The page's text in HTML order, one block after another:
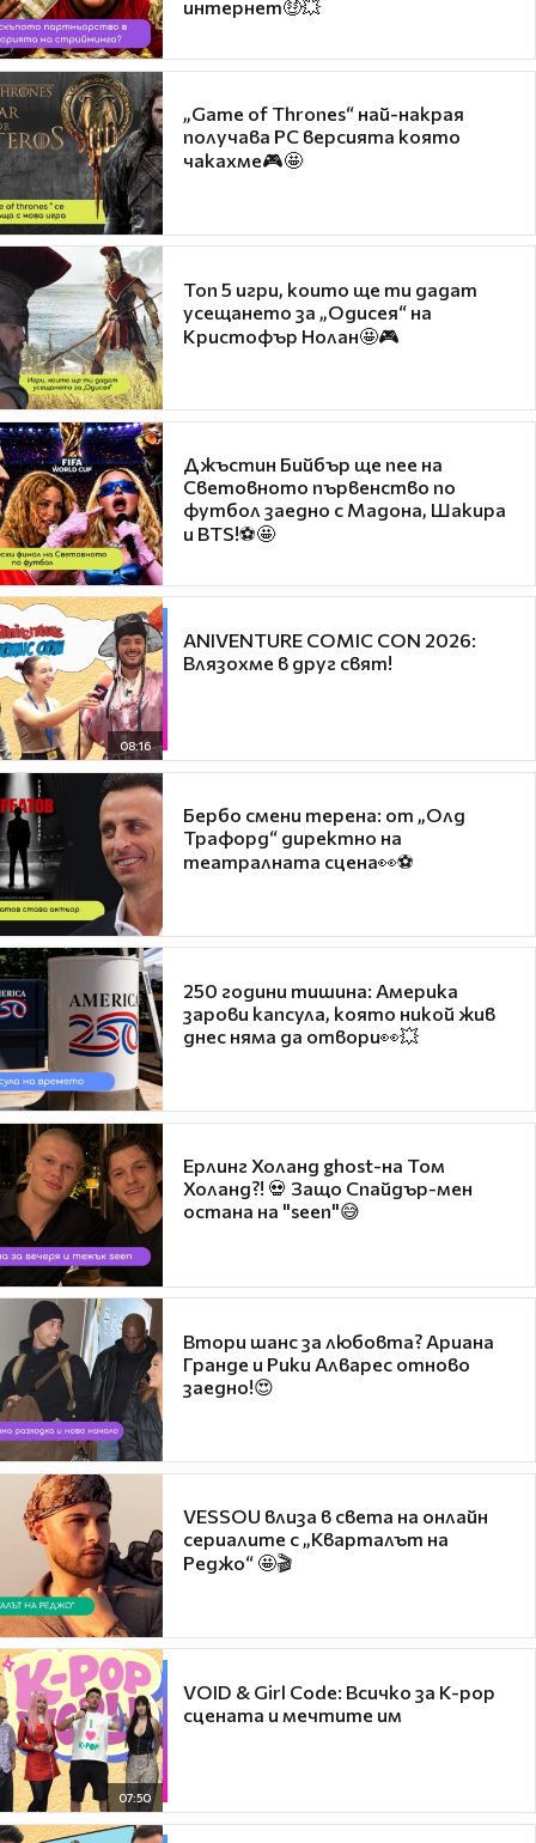
интернет🤑💥
„Game of Thrones“ най-накрая
получава PC версията която
чакахме🎮🤩
Топ 5 игри, които ще ти дадат
усещането за „Одисея“ на
Кристофър Нолан🤩🎮
Джъстин Бийбър ще пее на
Световното първенство по
футбол заедно с Мадона, Шакира
и BTS!⚽🤩
08:16
ANIVENTURE COMIC CON 2026:
Влязохме в друг свят!
Бербо смени терена: от „Олд
Трафорд“ директно на
театралната сцена👀⚽
250 години тишина: Америка
зарови капсула, която никой жив
днес няма да отвори👀💥
Ерлинг Холанд ghost-на Том
Холанд?! 💀 Защо Спайдър-мен
остана на "seen"😅
Втори шанс за любовта? Ариана
Гранде и Рики Алварес отново
заедно!😍
VESSOU влиза в света на онлайн
сериалите с „Кварталът на
Реджо“ 🤩🎬
07:50
VOID & Girl Code: Всичко за K-pop
сцената и мечтите им